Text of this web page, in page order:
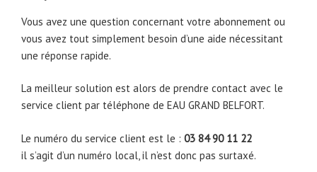
Vous avez une question concernant votre abonnement ou
vous avez tout simplement besoin d’une aide nécessitant
une réponse rapide.
La meilleur solution est alors de prendre contact avec le
service client par téléphone de EAU GRAND BELFORT.
Le numéro du service client est le : 03 84 90 11 22
il s’agit d’un numéro local, il n’est donc pas surtaxé.